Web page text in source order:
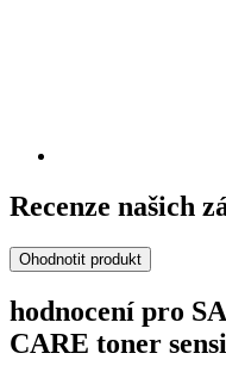
Recenze našich
Ohodnotit produkt
hodnocení pro
CARE toner